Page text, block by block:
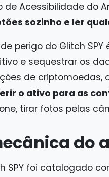
de Acessibilidade do
sozinho e ler
perigo do Glitch
e sequestrar os
de criptomoedas,
o ativo para as
tirar fotos pelas
do
SPY foi catalogado